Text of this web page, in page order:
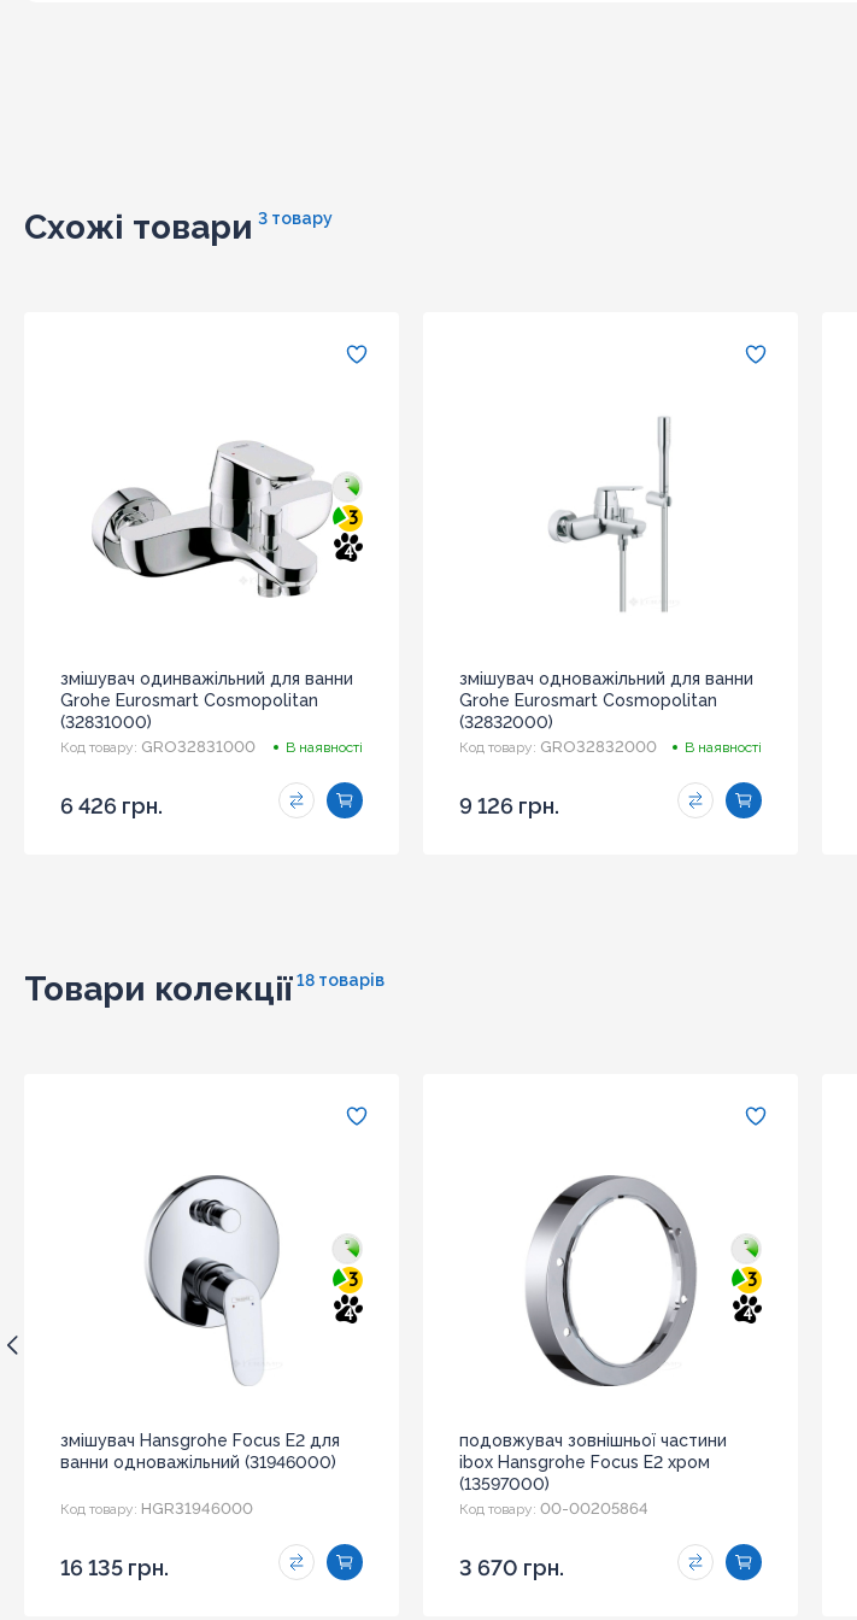
Схожі товари 3 товару
3
4
змішувач одинважільний для ванни
Grohe Eurosmart Cosmopolitan
(32831000)
Код товару: GRO32831000 В наявності
6 426 грн.
змішувач одноважільний для ванни
Grohe Eurosmart Cosmopolitan
(32832000)
Код товару: GRO32832000 В наявності
9 126 грн.
Товари колекції 18 товарів
3
4
змішувач Hansgrohe Focus E2 для
ванни одноважільний (31946000)
Код товару: HGR31946000
16 135 грн.
3
4
подовжувач зовнішньої частини
ibox Hansgrohe Focus E2 хром
(13597000)
Код товару: 00-00205864
3 670 грн.